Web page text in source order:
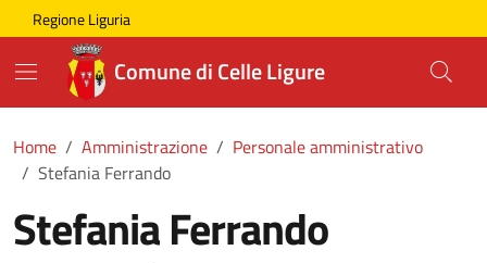
Skip to main content
Comune di Celle Ligure
Regione Liguria
Comune di Celle Ligure
Home Amministrazione
Personale amministrativo
Stefania Ferrando
Stefania Ferrando